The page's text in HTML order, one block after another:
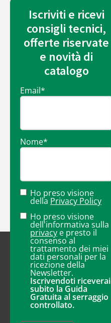
Iscriviti e ricevi
consigli tecnici,
offerte riservate
e novità di
catalogo
Email*
Nome*
Ho preso visione
della Privacy Policy
Ho preso visione
dell'informativa sulla
privacy e presto il
consenso al
trattamento dei miei
dati personali per la
ricezione della
Newsletter.
Iscrivendoti riceverai
subito la Guida
Gratuita al serraggio
controllato.